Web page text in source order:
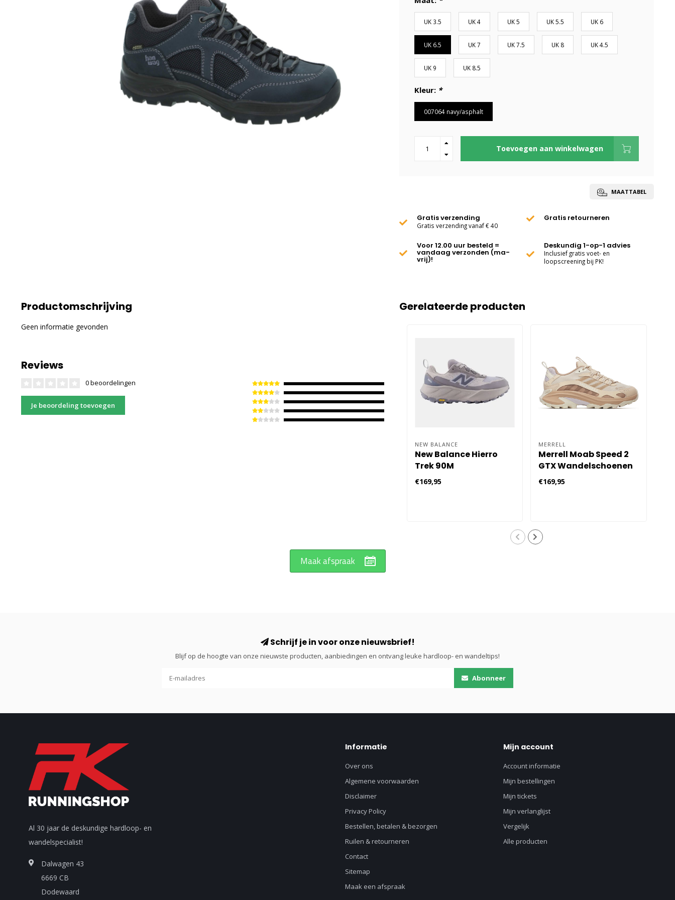
UK 3.5 UK 4 UK 5 UK 5.5 UK 6
UK 6.5 UK 7 UK 7.5 UK 8 UK 4.5
UK 9 UK 8.5
Kleur: *
007064 navy/asphalt
Toevoegen aan winkelwagen
MAATTABEL
Gratis verzending
Gratis verzending vanaf € 40
Gratis retourneren
Voor 12.00 uur besteld =
vandaag verzonden (ma-
vrij)!
Deskundig 1-op-1 advies
Inclusief gratis voet- en
loopscreening bij PK!
Productomschrijving
Geen informatie gevonden
Reviews
0 beoordelingen
Je beoordeling toevoegen
Gerelateerde producten
NEW BALANCE
New Balance Hierro
Trek 90M
Wandelschoenen
Dames - Grijs
€169,95
MERRELL
Merrell Moab Speed 2
GTX Wandelschoenen
Dames - Beige
€169,95
Maak afspraak
Schrijf je in voor onze nieuwsbrief!
Blijf op de hoogte van onze nieuwste producten, aanbiedingen en ontvang leuke hardloop- en wandeltips!
Abonneer
Al 30 jaar de deskundige hardloop- en
wandelspecialist!
Dalwagen 43
6669 CB
Dodewaard
Informatie
Over ons
Algemene voorwaarden
Disclaimer
Privacy Policy
Bestellen, betalen & bezorgen
Ruilen & retourneren
Contact
Sitemap
Maak een afspraak
Mijn account
Account informatie
Mijn bestellingen
Mijn tickets
Mijn verlanglijst
Vergelijk
Alle producten